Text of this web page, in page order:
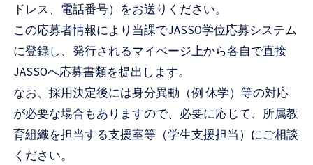
ドレス、電話番号）をお送りください。
この応募者情報により当課でJASSO学位応募システム
に登録し、発行されるマイページ上から各自で直接
JASSOへ応募書類を提出します。
なお、採用決定後には身分異動（例 休学）等の対応
が必要な場合もありますので、必要に応じて、所属教
育組織を担当する支援室等（学生支援担当）にご相談
ください。